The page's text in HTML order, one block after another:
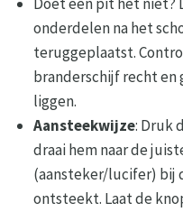
onderdelen na het
teruggeplaatst.
branderschijf recht en
liggen.
Aansteekwijze: Druk
draai hem naar de
(aansteker/lucifer) bij
ontsteekt. Laat de